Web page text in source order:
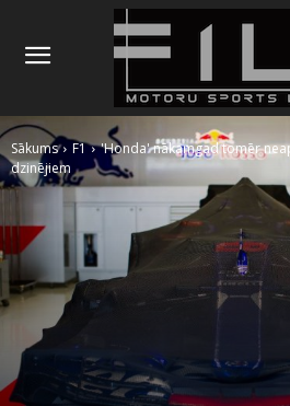
Sākums F1
'Honda' nākamgad tomēr
dzinējiem